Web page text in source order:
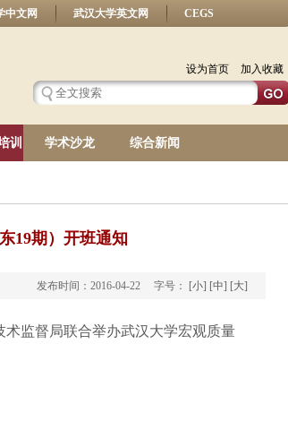
中文网 武汉大学英文网 CEGS
设为首页 加入收藏
训 学术沙龙 综合新闻
19期）开班通知
发布时间：2016-04-22 字号： [小] [中] [大]
监督局联合举办武汉大学宏观质量